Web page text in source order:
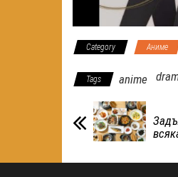
Category Аниме
Tags anime